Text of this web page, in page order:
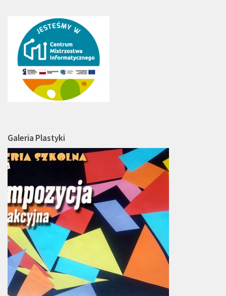
Galeria Plastyki